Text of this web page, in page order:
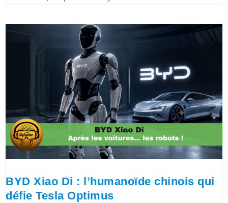
BYD Xiao Di : l’humanoïde chinois qui
défie Tesla Optimus